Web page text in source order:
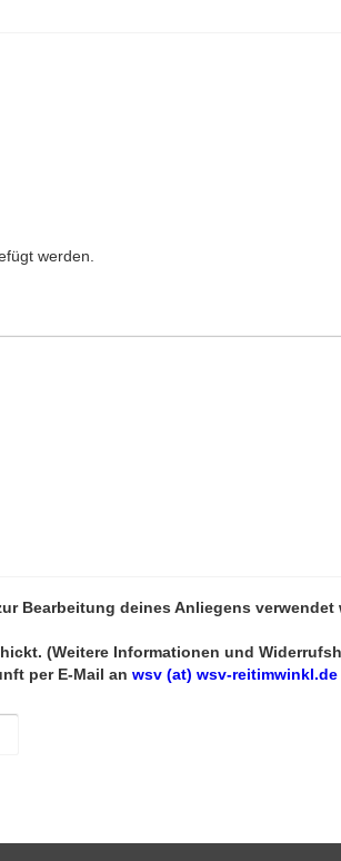
werden.
Bearbeitung deines Anliegens
(Weitere Informationen und
per E-Mail an wsv (at) wsv-reitimwinkl.de